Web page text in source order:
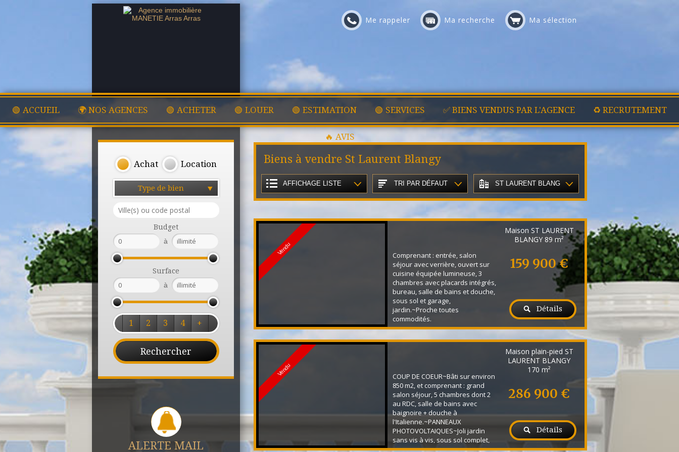
Me rappeler Ma recherche Ma sélection
🟢 ACCUEIL 🌍 NOS AGENCES 🟢 ACHETER 🟢 LOUER 🟢 ESTIMATION 🟢 SERVICES ✅ BIENS VENDUS PAR L'AGENCE ♻️ RECRUTEMENT
🔥 AVIS
Achat Location
Type de bien
Budget
à
Surface
à
1 2 3 4 +
ALERTE MAIL
Biens à vendre St Laurent Blangy
AFFICHAGE LISTE TRI PAR DÉFAUT ST LAURENT BLANGY
Vendu
Comprenant : entrée, salon
séjour avec verrière, ouvert sur
cuisine équipée lumineuse, 3
chambres avec placards intégrés,
bureau, salle de bains et douche,
sous sol et garage,
jardin.~Proche toutes
commodités.
Maison ST LAURENT
BLANGY 89 m²
159 900 €
Détails
Vendu
COUP DE COEUR~Bâti sur environ
850 m2, et comprenant : grand
salon séjour, 5 chambres dont 2
au RDC, salle de bains avec
baignoire + douche à
l'Italienne.~PANNEAUX
PHOTOVOLTAIQUES~Joli jardin
sans vis à vis, sous sol complet,
quartier résidentiel et calme.
Maison plain-pied ST
LAURENT BLANGY
170 m²
286 900 €
Détails